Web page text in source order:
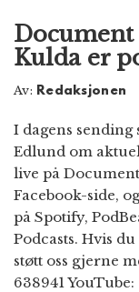
Document
Kulda er
Av: Redaksjonen
I dagens sending
Edlund om
live på
Facebook-side,
på Spotify,
Podcasts. Hvis
støtt oss gjerne
638941